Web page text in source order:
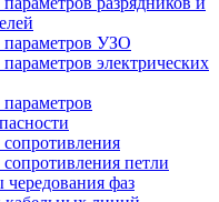
УЗО
электрических
петли
фаз